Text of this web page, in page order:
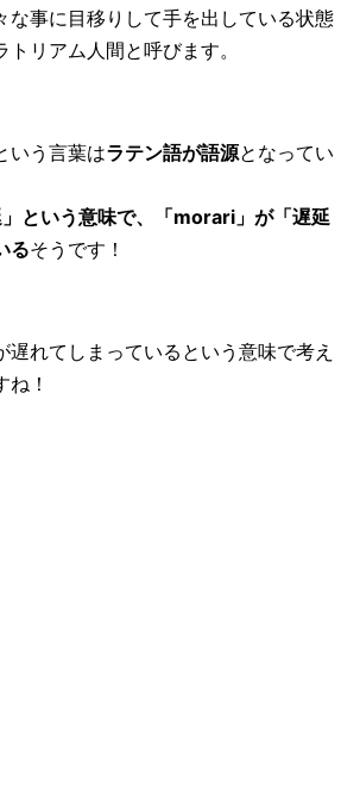
な事に目移りして手を出している状態
リアム人間と呼びます。
いう言葉はラテン語が語源となってい
」という意味で、「morari」が「遅延
るそうです！
遅れてしまっているという意味で考え
！